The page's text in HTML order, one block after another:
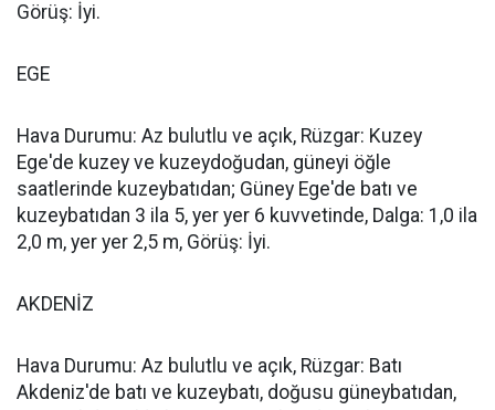
Görüş: İyi.
EGE
Hava Durumu: Az bulutlu ve açık, Rüzgar: Kuzey
Ege'de kuzey ve kuzeydoğudan, güneyi öğle
saatlerinde kuzeybatıdan; Güney Ege'de batı ve
kuzeybatıdan 3 ila 5, yer yer 6 kuvvetinde, Dalga: 1,0 ila
2,0 m, yer yer 2,5 m, Görüş: İyi.
AKDENİZ
Hava Durumu: Az bulutlu ve açık, Rüzgar: Batı
Akdeniz'de batı ve kuzeybatı, doğusu güneybatıdan,